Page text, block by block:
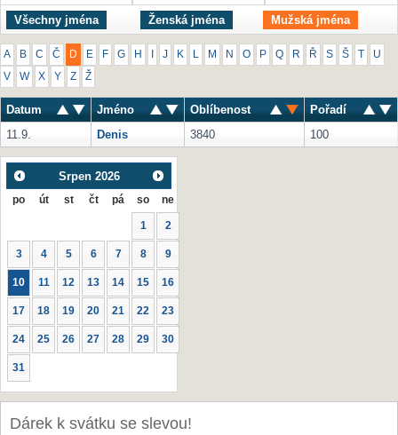
Všechny jména Ženská jména Mužská jména
A B C Č D E F G H J K M N O P Q R Ř S Š U
V W X Y Z Ž
Datum Jméno Oblíbenost
Pořadí
11.9.
Denis 3840 100
Srpen 2026
po út st čt pá so ne
1 2
3 4 5 6 7 8 9
10 11 12 13 14 15 16
17 18 19 20 21 22 23
24 25 26 27 28 29 30
31
Dárek k svátku se slevou!